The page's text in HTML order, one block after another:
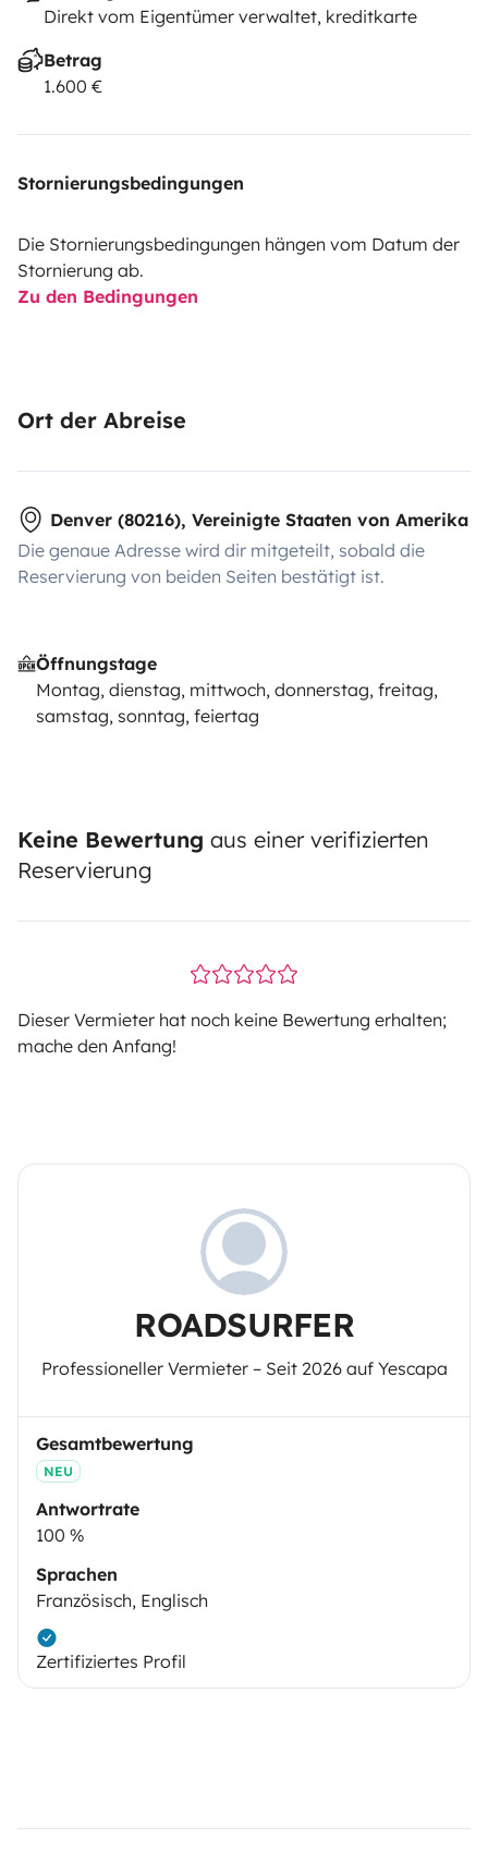
Direkt vom Eigentümer verwaltet, kreditkarte
Betrag
1.600 €
Stornierungsbedingungen
Die Stornierungsbedingungen hängen vom Datum der
Stornierung ab.
Zu den Bedingungen
Ort der Abreise
Denver (80216), Vereinigte Staaten von Amerika
Die genaue Adresse wird dir mitgeteilt, sobald die
Reservierung von beiden Seiten bestätigt ist.
Öffnungstage
Montag, dienstag, mittwoch, donnerstag, freitag,
samstag, sonntag, feiertag
Keine Bewertung aus einer verifizierten
Reservierung
Dieser Vermieter hat noch keine Bewertung erhalten;
mache den Anfang!
ROADSURFER
Professioneller Vermieter – Seit 2026 auf Yescapa
Gesamtbewertung
NEU
Antwortrate
100 %
Sprachen
Französisch, Englisch
Zertifiziertes Profil